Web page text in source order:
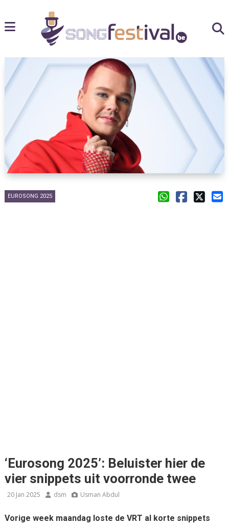
EUROSONG 2025
‘Eurosong 2025’: Beluister hier de
vier snippets uit voorronde twee
20 Jan 2025 dsm Usman Abdul
Vorige week maandag loste de VRT al korte snippets